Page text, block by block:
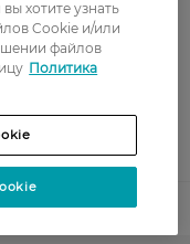
1363346
хотите узнать
Cookie и/или
файлов
Политика